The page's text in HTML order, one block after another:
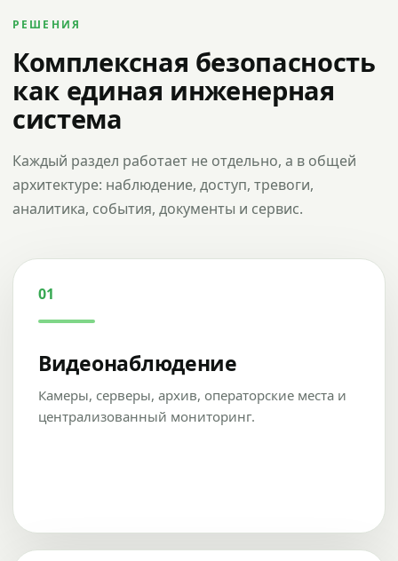
РЕШЕНИЯ
Комплексная безопасность
как единая инженерная
система
Каждый раздел работает не отдельно, а в общей
архитектуре: наблюдение, доступ, тревоги,
аналитика, события, документы и сервис.
01
Видеонаблюдение
Камеры, серверы, архив, операторские места и
централизованный мониторинг.